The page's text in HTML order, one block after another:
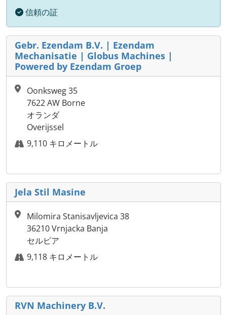
信頼の証
Gebr. Ezendam B.V. | Ezendam
Mechanisatie | Globus Machines |
Powered by Ezendam Groep
Oonksweg 35
7622 AW Borne
オランダ
Overijssel
9,110 キロメートル
Jela Stil Masine
Milomira Stanisavljevica 38
36210 Vrnjacka Banja
セルビア
9,118 キロメートル
RVN Machinery B.V.